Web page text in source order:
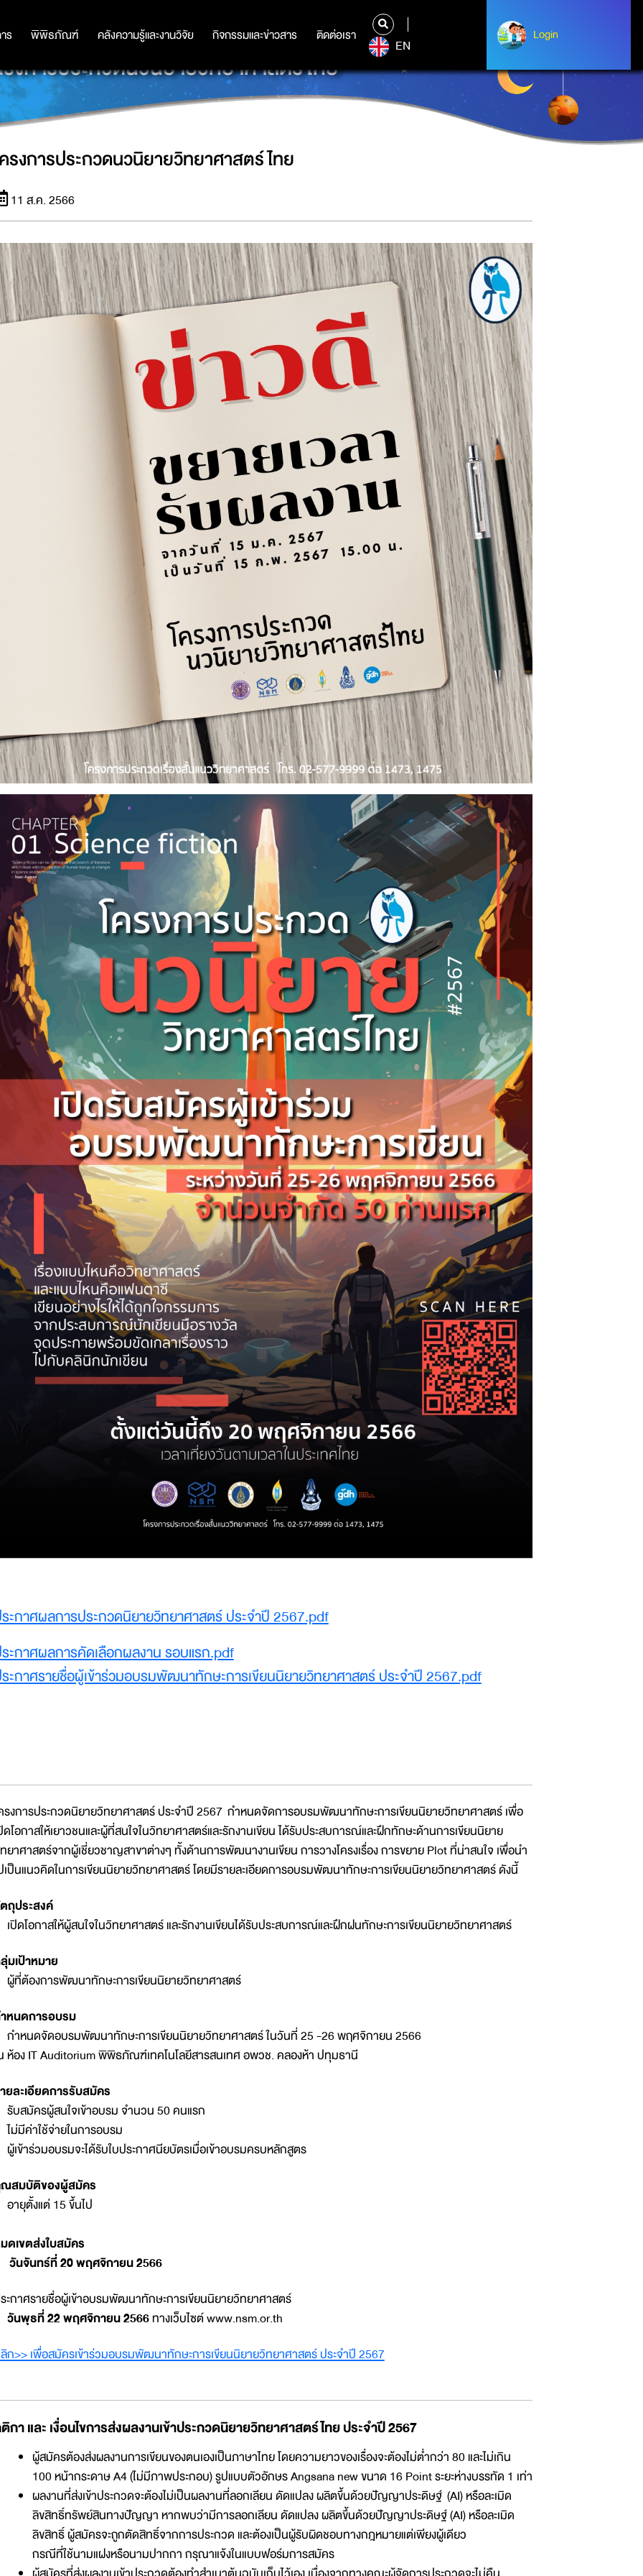
ร พิพิธภัณฑ์ คลังความรู้และงานวิจัย กิจกรรมและข่าวสาร ติดต่อเรา
ร พิพิธภัณฑ์ คลังความรู้และงานวิจัย กิจกรรมและข่าวสาร ติดต่อเรา
EN
Login
Login
งการประกวดนวนิยายวิทยาศาสตร์ไทย
รงการประกวดนวนิยายวิทยาศาสตร์ไทย
11 ส.ค. 2566
ะกาศผลการประกวดนิยายวิทยาศาสตร์ ประจำปี 2567.pdf
ะกาศผลการคัดเลือกผลงาน รอบแรก.pdf
ะกาศรายชื่อผู้เข้าร่วมอบรมพัฒนาทักษะการเขียนนิยายวิทยาศาสตร์ ประจำปี 2567.pdf
รงการประกวดนิยายวิทยาศาสตร์ ประจำปี 2567 กำหนดจัดการอบรมพัฒนาทักษะการเขียนนิยายวิทยาศาสตร์ เพื่อ
ดโอกาสให้เยาวชนและผู้ที่สนใจในวิทยาศาสตร์และรักงานเขียน ได้รับประสบการณ์และฝึกทักษะด้านการเขียนนิยาย
ยาศาสตร์จากผู้เชี่ยวชาญสาขาต่างๆ ทั้งด้านการพัฒนางานเขียน การวางโครงเรื่อง การขยาย Plot ที่น่าสนใจ เพื่อนำ
เป็นแนวคิดในการเขียนนิยายวิทยาศาสตร์ โดยมีรายละเอียดการอบรมพัฒนาทักษะการเขียนนิยายวิทยาศาสตร์ ดังนี้
ถุประสงค์
ปิดโอกาสให้ผู้สนใจในวิทยาศาสตร์ และรักงานเขียนได้รับประสบการณ์และฝึกฝนทักษะการเขียนนิยายวิทยาศาสตร์
มเป้าหมาย
ผู้ที่ต้องการพัฒนาทักษะการเขียนนิยายวิทยาศาสตร์
หนดการอบรม
กำหนดจัดอบรมพัฒนาทักษะการเขียนนิยายวิทยาศาสตร์ ในวันที่ 25 -26 พฤศจิกายน 2566
อง IT Auditorium พิพิธภัณฑ์เทคโนโลยีสารสนเทศ อพวช. คลองห้า ปทุมธานี
ยละเอียดการรับสมัคร
บสมัครผู้สนใจเข้าอบรม จำนวน 50 คนแรก
ม่มีค่าใช้จ่ายในการอบรม
เข้าร่วมอบรมจะได้รับใบประกาศนียบัตรเมื่อเข้าอบรมครบหลักสูตร
สมบัติของผู้สมัคร
ายุตั้งแต่ 15 ขึ้นไป
ดเขตส่งใบสมัคร
วันจันทร์ที่ 20 พฤศจิกายน 2566
ะกาศรายชื่อผู้เข้าอบรมพัฒนาทักษะการเขียนนิยายวิทยาศาสตร์
วันพุธที่ 22 พฤศจิกายน 2566ทางเว็บไซต์ www.nsm.or.th
ก>> เพื่อสมัครเข้าร่วมอบรมพัฒนาทักษะการเขียนนิยายวิทยาศาสตร์ ประจำปี 2567
กา และ เงื่อนไขการส่งผลงานเข้าประกวดนิยายวิทยาศาสตร์ไทย ประจำปี 2567
ผู้สมัครต้องส่งผลงานการเขียนของตนเองเป็นภาษาไทย โดยความยาวของเรื่องจะต้องไม่ต่ำกว่า 80 และไม่เกิน
100 หน้ากระดาษ A4 (ไม่มีภาพประกอบ) รูปแบบตัวอักษร Angsana new ขนาด 16 Point ระยะห่างบรรทัด 1 เท่า
ผลงานที่ส่งเข้าประกวดจะต้องไม่เป็นผลงานที่ลอกเลียน ดัดแปลง ผลิตขึ้นด้วยปัญญาประดิษฐ์ (AI) หรือละเมิด
ลิขสิทธิ์ทรัพย์สินทางปัญญา หากพบว่ามีการลอกเลียน ดัดแปลง ผลิตขึ้นด้วยปัญญาประดิษฐ์ (AI) หรือละเมิด
ลิขสิทธิ์ ผู้สมัครจะถูกตัดสิทธิ์จากการประกวด และต้องเป็นผู้รับผิดชอบทางกฎหมายแต่เพียงผู้เดียว
กรณีที่ใช้นามแฝงหรือนามปากกา กรุณาแจ้งในแบบฟอร์มการสมัคร